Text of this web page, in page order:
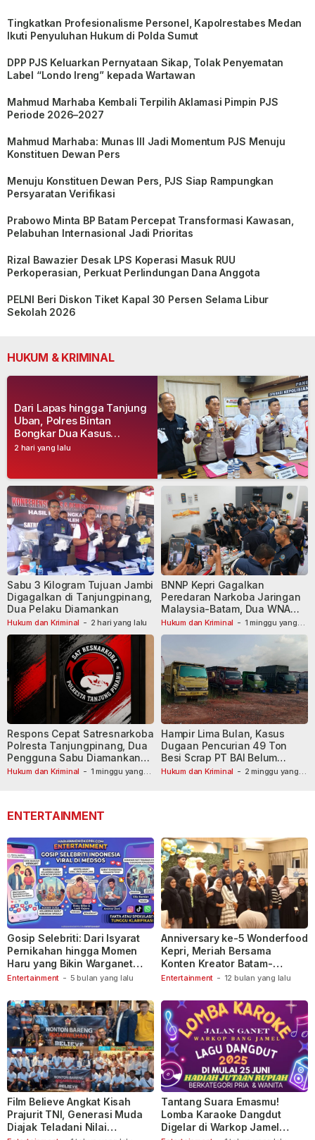
Tingkatkan Profesionalisme Personel, Kapolrestabes Medan
Ikuti Penyuluhan Hukum di Polda Sumut
DPP PJS Keluarkan Pernyataan Sikap, Tolak Penyematan
Label “Londo Ireng” kepada Wartawan
Mahmud Marhaba Kembali Terpilih Aklamasi Pimpin PJS
Periode 2026–2027
Mahmud Marhaba: Munas III Jadi Momentum PJS Menuju
Konstituen Dewan Pers
Menuju Konstituen Dewan Pers, PJS Siap Rampungkan
Persyaratan Verifikasi
Prabowo Minta BP Batam Percepat Transformasi Kawasan,
Pelabuhan Internasional Jadi Prioritas
Rizal Bawazier Desak LPS Koperasi Masuk RUU
Perkoperasian, Perkuat Perlindungan Dana Anggota
PELNI Beri Diskon Tiket Kapal 30 Persen Selama Libur
Sekolah 2026
HUKUM & KRIMINAL
2 hari yang lalu
Dari Lapas hingga Tanjung
Uban, Polres Bintan
Bongkar Dua Kasus
Narkoba, Empat Tersangka
Hukum dan Kriminal - 2 hari yang lalu
Sabu 3 Kilogram Tujuan Jambi
Digagalkan di Tanjungpinang,
Dua Pelaku Diamankan
Hukum dan Kriminal - 1 minggu yang
BNNP Kepri Gagalkan
Peredaran Narkoba Jaringan
Malaysia-Batam, Dua WNA
Masih Diburu
Hukum dan Kriminal - 1 minggu yang
Respons Cepat Satresnarkoba
Polresta Tanjungpinang, Dua
Pengguna Sabu Diamankan
Usai Dilaporkan ke Call Center
Hukum dan Kriminal - 2 minggu yang
Hampir Lima Bulan, Kasus
Dugaan Pencurian 49 Ton
Besi Scrap PT BAI Belum
Tetapkan Tersangka
ENTERTAINMENT
Entertainment - 5 bulan yang lalu
Gosip Selebriti: Dari Isyarat
Pernikahan hingga Momen
Haru yang Bikin Warganet
Berspekulasi
Entertainment - 12 bulan yang lalu
Anniversary ke-5 Wonderfood
Kepri, Meriah Bersama
Konten Kreator Batam-
Tanjungpinang
Film Believe Angkat Kisah
Prajurit TNI, Generasi Muda
Diajak Teladani Nilai
Tantang Suara Emasmu!
Lomba Karaoke Dangdut
Digelar di Warkop Jamel